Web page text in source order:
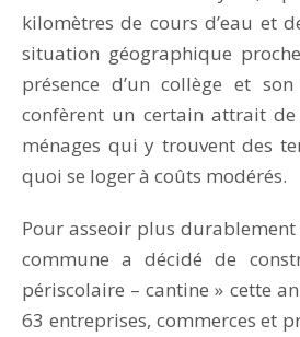
kilomètres de cours d’eau et
situation géographique
présence d’un collège et
confèrent un certain attrait
ménages qui y trouvent des
quoi se loger à coûts modérés.
Pour asseoir plus
commune a décidé de
périscolaire – cantine » cette
63 entreprises, commerces et